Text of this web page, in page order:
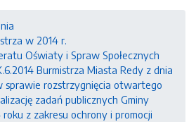
w 2014 r.
Oświaty i Spraw Społecznych
Burmistrza Miasta Redy z dnia
sprawie rozstrzygnięcia otwartego
zadań publicznych Gminy
z zakresu ochrony i promocji